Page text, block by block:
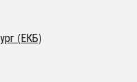
(ЕКБ)